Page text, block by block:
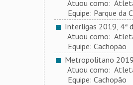
Atuou como:
Equipe: Parque da
Interligas 2019, 4ª
Atuou como:
Equipe: Cachopão
Metropolitano
Atuou como:
Equipe: Cachopão